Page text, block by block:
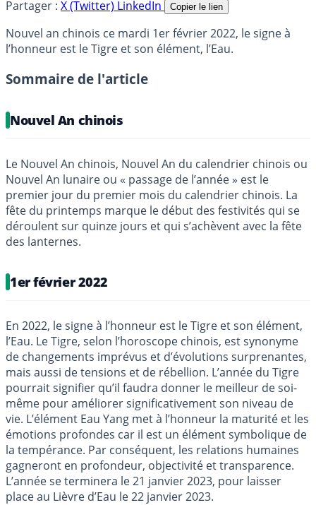
Partager : X (Twitter) LinkedIn Copier le lien
Nouvel an chinois ce mardi 1er février 2022, le signe à
l’honneur est le Tigre et son élément, l’Eau.
Sommaire de l'article
Nouvel An chinois
Le Nouvel An chinois, Nouvel An du calendrier chinois ou
Nouvel An lunaire ou « passage de l’année » est le
premier jour du premier mois du calendrier chinois. La
fête du printemps marque le début des festivités qui se
déroulent sur quinze jours et qui s’achèvent avec la fête
des lanternes.
1er février 2022
En 2022, le signe à l’honneur est le Tigre et son élément,
l’Eau. Le Tigre, selon l’horoscope chinois, est synonyme
de changements imprévus et d’évolutions surprenantes,
mais aussi de tensions et de rébellion. L’année du Tigre
pourrait signifier qu’il faudra donner le meilleur de soi-
même pour améliorer significativement son niveau de
vie. L’élément Eau Yang met à l’honneur la maturité et les
émotions profondes car il est un élément symbolique de
la tempérance. Par conséquent, les relations humaines
gagneront en profondeur, objectivité et transparence.
L’année se terminera le 21 janvier 2023, pour laisser
place au Lièvre d’Eau le 22 janvier 2023.